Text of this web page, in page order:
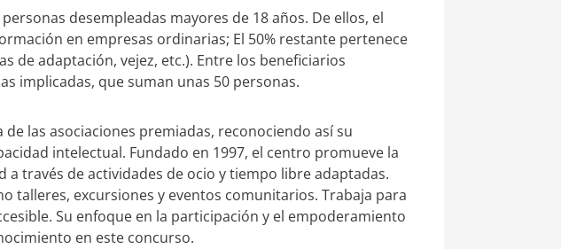
desempleadas mayores de 18 años. De ellos, el
en empresas ordinarias; El 50% restante pertenece
de adaptación, vejez, etc.). Entre los beneficiarios
implicadas, que suman unas 50 personas.
las asociaciones premiadas, reconociendo así su
intelectual. Fundado en 1997, el centro promueve la
través de actividades de ocio y tiempo libre adaptadas.
talleres, excursiones y eventos comunitarios. Trabaja para
Su enfoque en la participación y el empoderamiento
en este concurso.